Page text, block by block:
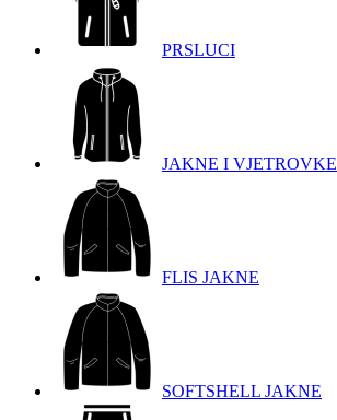
PRSLUCI
JAKNE I VJETROVKE
FLIS JAKNE
SOFTSHELL JAKNE